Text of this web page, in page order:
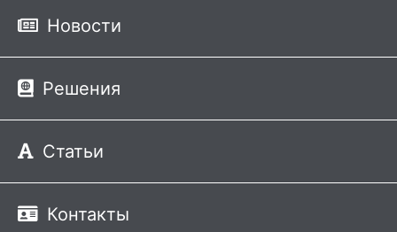
Новости
Решения
Статьи
Контакты